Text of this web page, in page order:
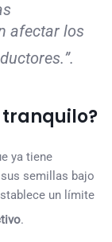
afectar los
”.
tranquilo?
ya tiene
semillas bajo
un límite
.